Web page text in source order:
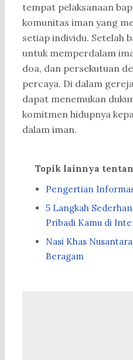
tempat pelaksanaan
komunitas iman yang
setiap individu. Setelah
untuk memperdalam
doa, dan persekutuan
percaya. Di dalam
dapat menemukan
komitmen hidupnya
dalam iman.
Topik lainnya
Pengertian
5 Langkah
Pribadi Kamu di
Nasi Khas
Beragam